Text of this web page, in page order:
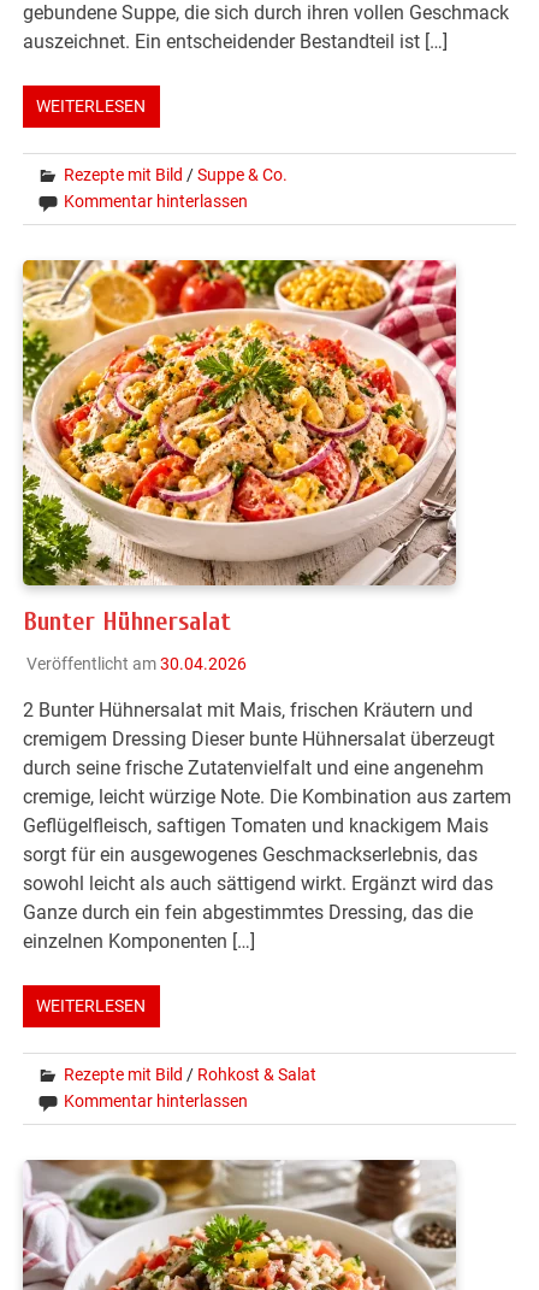
gebundene Suppe, die sich durch ihren vollen Geschmack
auszeichnet. Ein entscheidender Bestandteil ist […]
WEITERLESEN
Rezepte mit Bild /Suppe & Co.
Kommentar hinterlassen
Bunter Hühnersalat
Veröffentlicht am30.04.2026
2 Bunter Hühnersalat mit Mais, frischen Kräutern und
cremigem Dressing Dieser bunte Hühnersalat überzeugt
durch seine frische Zutatenvielfalt und eine angenehm
cremige, leicht würzige Note. Die Kombination aus zartem
Geflügelfleisch, saftigen Tomaten und knackigem Mais
sorgt für ein ausgewogenes Geschmackserlebnis, das
sowohl leicht als auch sättigend wirkt. Ergänzt wird das
Ganze durch ein fein abgestimmtes Dressing, das die
einzelnen Komponenten […]
WEITERLESEN
Rezepte mit Bild / Rohkost & Salat
Kommentar hinterlassen